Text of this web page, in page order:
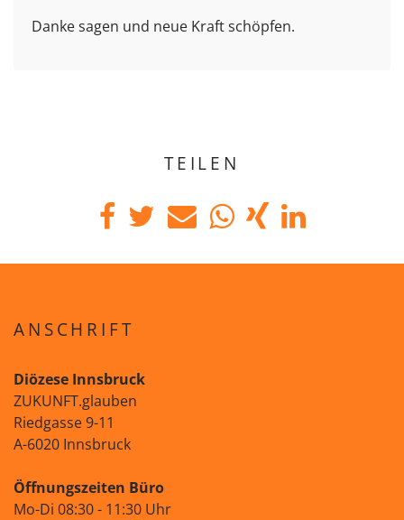
Danke sagen und neue Kraft schöpfen.
TEILEN
ANSCHRIFT
Diözese Innsbruck
ZUKUNFT.glauben
Riedgasse 9-11
A-6020 Innsbruck
Öffnungszeiten Büro
Mo-Di 08:30 - 11:30 Uhr